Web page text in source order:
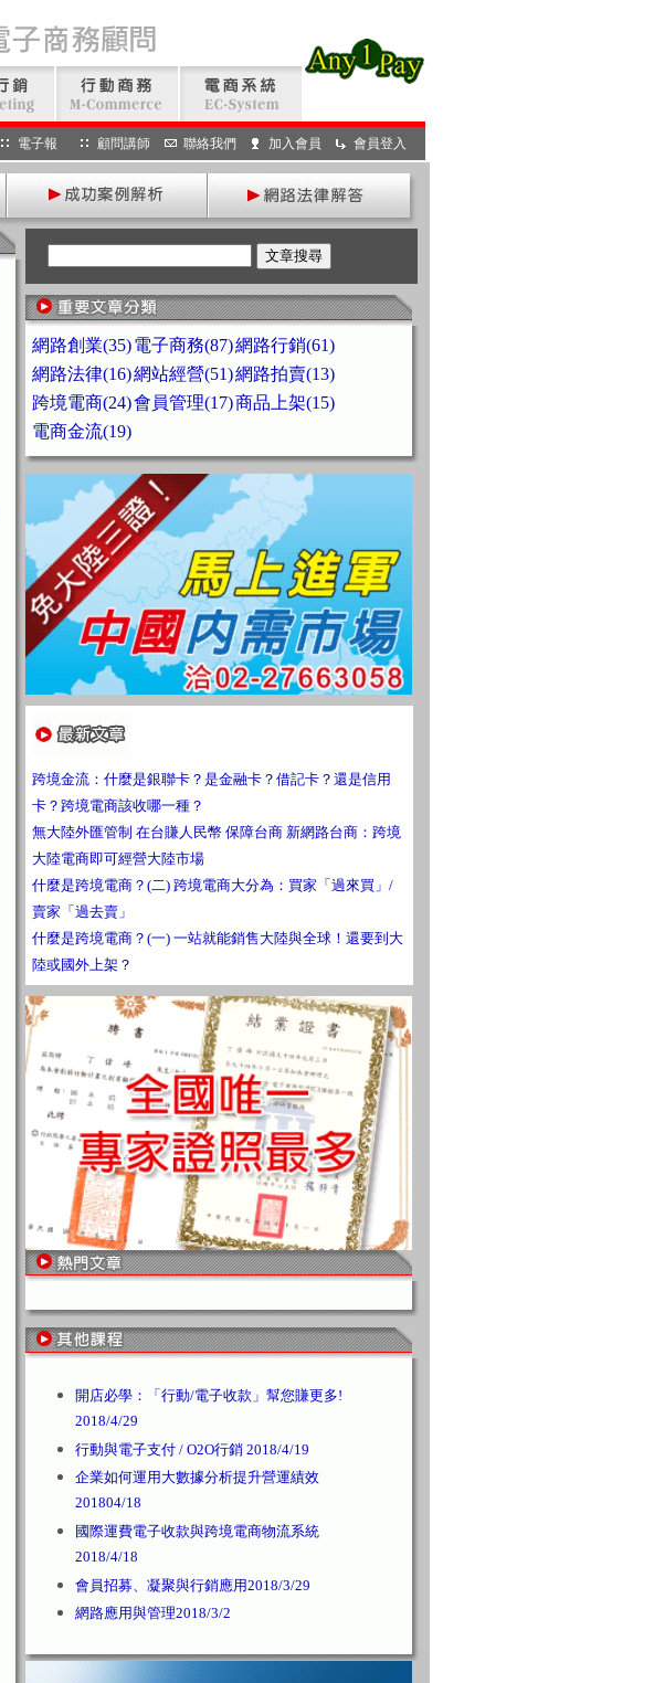
電子報 顧問講師 聯絡我們 加入會員 會員登入
網路創業(35) 電子商務(87)網路行銷(61)
網路法律(16)網站經營(51)網路拍賣(13)
跨境電商(24)會員管理(17)商品上架(15)
電商金流(19)
跨境金流：什麼是銀聯卡？是金融卡？借記卡？還是信用
卡？跨境電商該收哪一種？
無大陸外匯管制 在台賺人民幣 保障台商 新網路台商：跨境
大陸電商即可經營大陸市場
什麼是跨境電商？(二) 跨境電商大分為：買家「過來買」/
賣家「過去賣」
什麼是跨境電商？(一) 一站就能銷售大陸與全球！還要到大
陸或國外上架？
開店必學：「行動/電子收款」幫您賺更多!
2018/4/29
行動與電子支付 / O2O行銷 2018/4/19
企業如何運用大數據分析提升營運績效
201804/18
國際運費電子收款與跨境電商物流系統
2018/4/18
會員招募、凝聚與行銷應用2018/3/29
網路應用與管理2018/3/2